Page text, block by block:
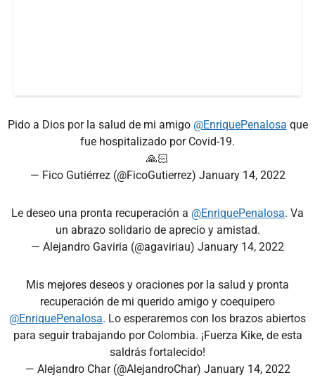
Pido a Dios por la salud de mi amigo @EnriquePenalosa que
fue hospitalizado por Covid-19.
🙏🏻
— Fico Gutiérrez (@FicoGutierrez) January 14, 2022
Le deseo una pronta recuperación a @EnriquePenalosa. Va
un abrazo solidario de aprecio y amistad.
— Alejandro Gaviria (@agaviriau) January 14, 2022
Mis mejores deseos y oraciones por la salud y pronta
recuperación de mi querido amigo y coequipero
@EnriquePenalosa. Lo esperaremos con los brazos abiertos
para seguir trabajando por Colombia. ¡Fuerza Kike, de esta
saldrás fortalecido!
— Alejandro Char (@AlejandroChar) January 14, 2022